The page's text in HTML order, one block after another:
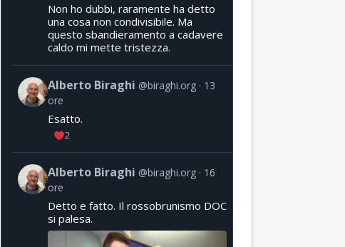
Non ho dubbi, raramente ha detto
una cosa non condivisibile. Ma
questo sbandieramento a cadavere
caldo mi mette tristezza.
Alberto Biraghi @biraghi.org
13
ore
Esatto.
2
Alberto Biraghi @biraghi.org
16
ore
Detto e fatto. Il rossobrunismo DOC
si palesa.